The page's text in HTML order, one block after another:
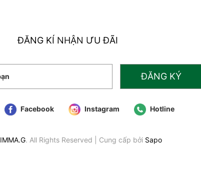
ĐĂNG KÍ NHẬN ƯU ĐÃI
ĐĂNG KÝ
Facebook Instagram Hotline
IMMA.G. All Rights Reserved Cung cấp bởi Sapo